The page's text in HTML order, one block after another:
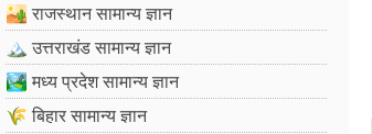
🏜️ राजस्थान सामान्य ज्ञान
🏔️ उत्तराखंड सामान्य ज्ञान
🏞️ मध्य प्रदेश सामान्य ज्ञान
🌾 बिहार सामान्य ज्ञान